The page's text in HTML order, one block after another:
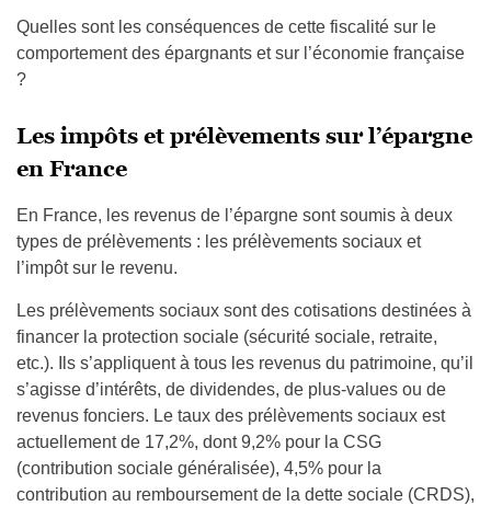
Quelles sont les conséquences de cette fiscalité sur le
comportement des épargnants et sur l’économie française
?
Les impôts et prélèvements sur l’épargne
en France
En France, les revenus de l’épargne sont soumis à deux
types de prélèvements : les prélèvements sociaux et
l’impôt sur le revenu.
Les prélèvements sociaux sont des cotisations destinées à
financer la protection sociale (sécurité sociale, retraite,
etc.). Ils s’appliquent à tous les revenus du patrimoine, qu’il
s’agisse d’intérêts, de dividendes, de plus-values ou de
revenus fonciers. Le taux des prélèvements sociaux est
actuellement de 17,2%, dont 9,2% pour la CSG
(contribution sociale généralisée), 4,5% pour la
contribution au remboursement de la dette sociale (CRDS),